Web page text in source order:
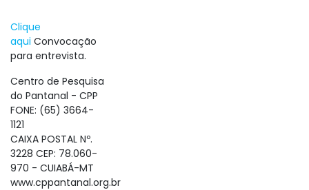
Clique
aqui Convocação
para entrevista.
Centro de Pesquisa
do Pantanal - CPP
FONE: (65) 3664-
1121
CAIXA POSTAL Nº.
3228 CEP: 78.060-
970 - CUIABÁ-MT
www.cppantanal.org.br